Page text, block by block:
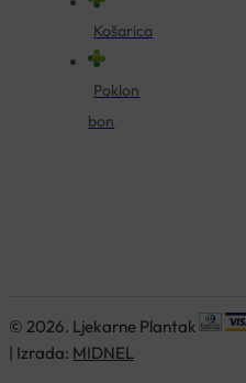
Košarica
Poklon
bon
© 2026. Ljekarne Plantak
| Izrada: MIDNEL